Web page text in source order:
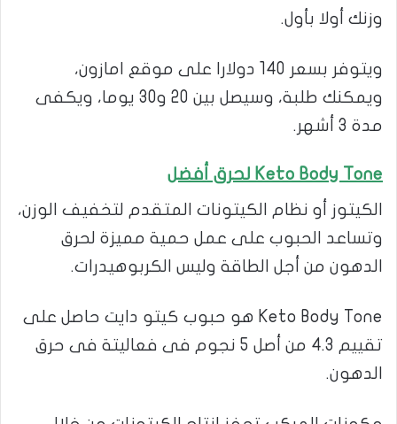
وزنك أولا بأول.
ويتوفر بسعر 140 دولارا على موقع امازون،
ويمكنك طلبة، وسيصل بين 20 و30 يوما، ويكفى
مدة 3 أشهر.
Keto Body Tone لحرق أفضل
الكيتوز أو نظام الكيتونات المتقدم لتخفيف الوزن،
وتساعد الحبوب على عمل حمية مميزة لحرق
الدهون من أجل الطاقة وليس الكربوهيدرات.
Keto Body Tone هو حبوب كيتو دايت حاصل على
تقييم 4.3 من أصل 5 نجوم فى فعاليتة فى حرق
الدهون.